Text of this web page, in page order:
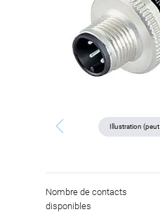
Nombre de contacts
disponibles